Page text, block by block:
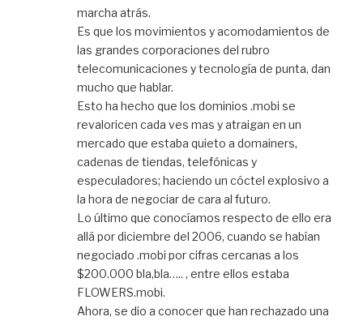
marcha atrás.
Es que los movimientos y acomodamientos de
las grandes corporaciones del rubro
telecomunicaciones y tecnología de punta, dan
mucho que hablar.
Esto ha hecho que los dominios .mobi se
revaloricen cada ves mas y atraigan en un
mercado que estaba quieto a domainers,
cadenas de tiendas, telefónicas y
especuladores; haciendo un cóctel explosivo a
la hora de negociar de cara al futuro.
Lo último que conocíamos respecto de ello era
allá por diciembre del 2006, cuando se habían
negociado .mobi por cifras cercanas a los
$200.000 bla,bla….. , entre ellos estaba
FLOWERS.mobi.
Ahora, se dio a conocer que han rechazado una